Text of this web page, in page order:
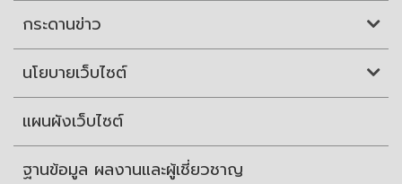
กระดานข่าว
นโยบายเว็บไซต์
แผนผังเว็บไซต์
ฐานข้อมูล ผลงานและผู้เชี่ยวชาญ